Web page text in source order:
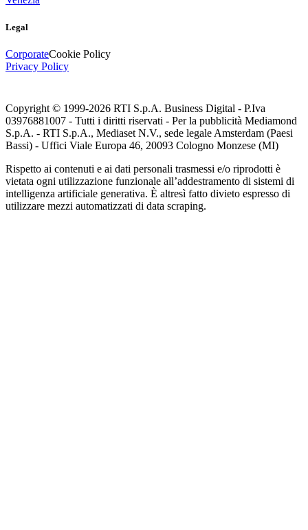
Legal
CorporateCookie Policy
Privacy Policy
Copyright © 1999-2026 RTI S.p.A. Business Digital - P.Iva
03976881007 - Tutti i diritti riservati - Per la pubblicità Mediamond
S.p.A. - RTI S.p.A., Mediaset N.V., sede legale Amsterdam (Paesi
Bassi) - Uffici Viale Europa 46, 20093 Cologno Monzese (MI)
Rispetto ai contenuti e ai dati personali trasmessi e/o riprodotti è
vietata ogni utilizzazione funzionale all’addestramento di sistemi di
intelligenza artificiale generativa. È altresì fatto divieto espresso di
utilizzare mezzi automatizzati di data scraping.